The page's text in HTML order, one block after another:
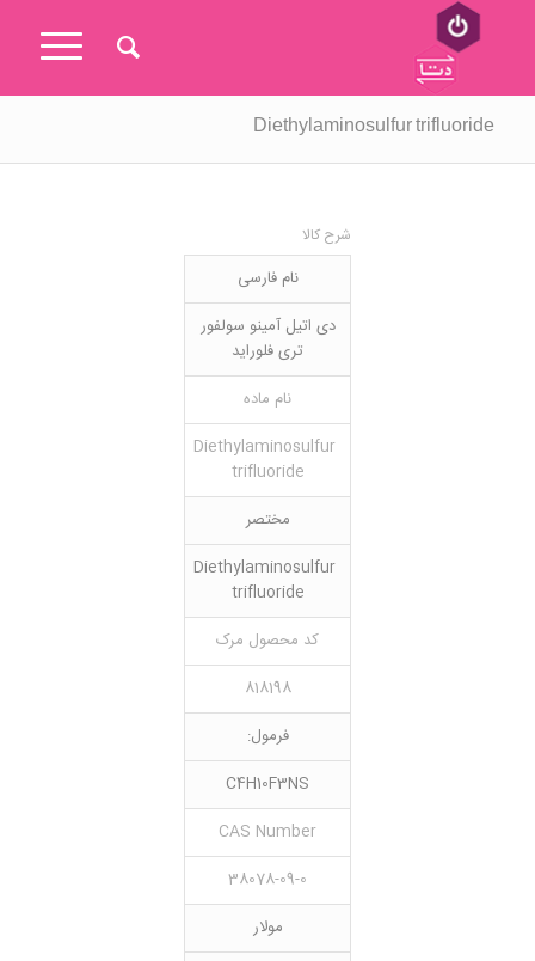
Diethylaminosulfur trifluoride
شرح کالا
نام فارسی
دی اتیل آمینو سولفور
تری فلوراید
نام ماده
Diethylaminosulfur
trifluoride
مختصر
Diethylaminosulfur
trifluoride
کد محصول مرک
818198
فرمول:
C4H10F3NS
CAS Number
38078-09-0
مولار